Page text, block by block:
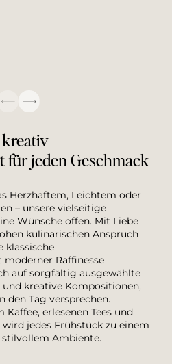
–
für jeden Geschmack
Herzhaftem, Leichtem oder
– unsere vielseitige
Wünsche offen. Mit Liebe
kulinarischen Anspruch
klassische
Raffinesse
auf sorgfältig ausgewählte
kreative Kompositionen,
den Tag versprechen.
erlesenen Tees und
jedes Frühstück zu einem
stilvollem Ambiente.